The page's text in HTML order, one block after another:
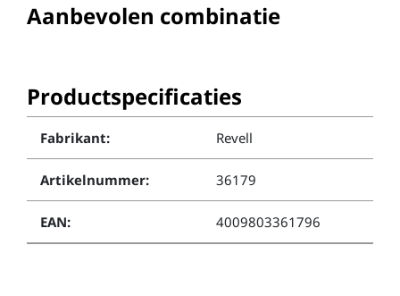
Aanbevolen combinatie
Productspecificaties
Fabrikant: Revell
Artikelnummer: 36179
EAN: 4009803361796